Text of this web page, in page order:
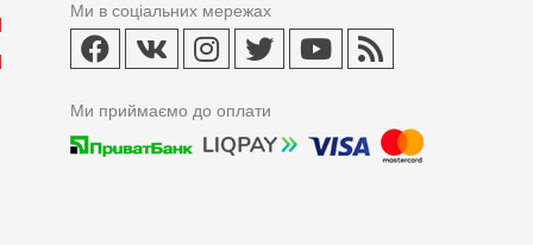
Ми в соціальних мережах
Ми приймаємо до оплати